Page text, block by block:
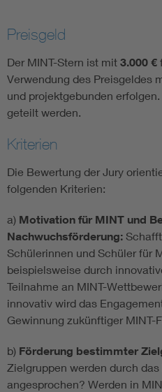
Preisgeld
Der MINT-Stern ist mit 3.000 €
Verwendung des Preisgeldes
und projektgebunden
geteilt werden.
Kriterien
Die Bewertung der Jury
folgenden Kriterien:
a) Motivation für MINT und
Nachwuchsförderung:
Schülerinnen und Schüler für
beispielsweise durch
Teilnahme an MINT-
innovativ wird das
Gewinnung zukünftiger MINT-
b) Förderung bestimmter
Zielgruppen werden durch
angesprochen? Werden in